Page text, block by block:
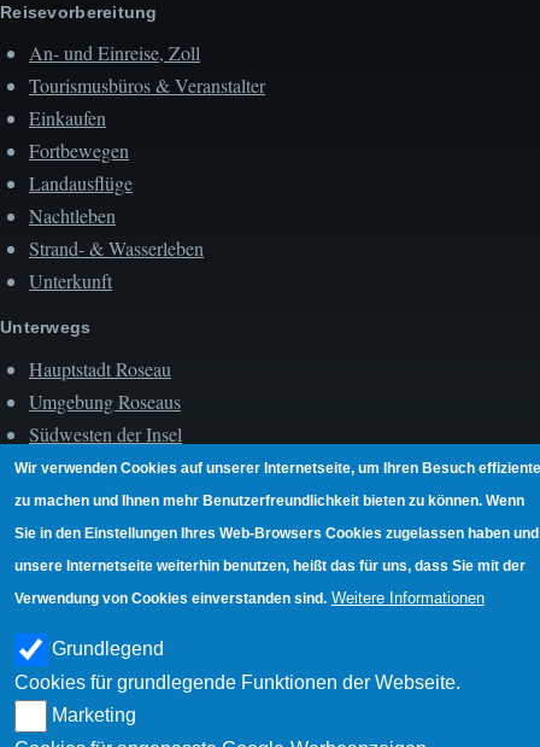
Reisevorbereitung
An- und Einreise, Zoll
Tourismusbüros & Veranstalter
Einkaufen
Fortbewegen
Landausflüge
Nachtleben
Strand- & Wasserleben
Unterkunft
Unterwegs
Hauptstadt Roseau
Umgebung Roseaus
Südwesten der Insel
Ostküste der Insel
Westküste der Insel
Wir verwenden Cookies auf unserer Internetseite, um Ihren Besuch
zu machen und Ihnen mehr Benutzerfreundlichkeit bieten zu können. Wenn
Sie in den Einstellungen Ihres Web-Browsers Cookies zugelassen haben und
unsere Internetseite weiterhin benutzen, heißt das für uns, dass Sie mit der
Verwendung von Cookies einverstanden sind. Weitere Informationen
Grundlegend
Cookies für grundlegende Funktionen der Webseite.
Marketing